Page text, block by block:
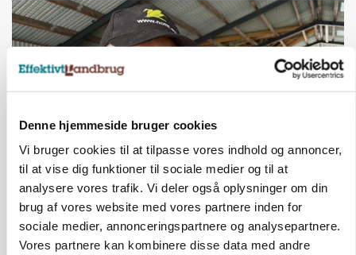
Denne hjemmeside bruger cookies
Vi bruger cookies til at tilpasse vores indhold og annoncer,
til at vise dig funktioner til sociale medier og til at
analysere vores trafik. Vi deler også oplysninger om din
brug af vores website med vores partnere inden for
sociale medier, annonceringspartnere og analysepartnere.
Vores partnere kan kombinere disse data med andre
POLITIK
»Nu stopper I«: Landbrugsdebattør og
protestgruppe vil demonstrere mod ny
gødskningslov